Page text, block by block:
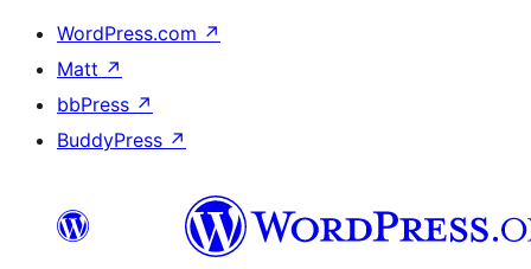
WordPress.com ↗
Matt ↗
bbPress ↗
BuddyPress ↗